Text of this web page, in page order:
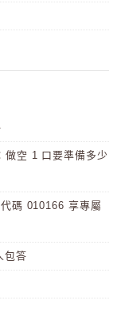
做空 1 口要準備多少
碼 010166 享專屬
包答